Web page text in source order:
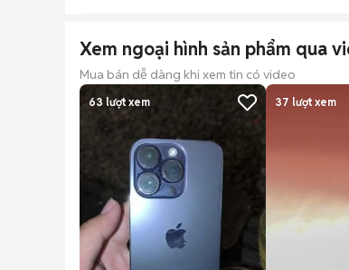
Xem ngoại hình sản phẩm qua
Mua bán dễ dàng khi xem tin có video
63 lượt xem 37 lượt xem